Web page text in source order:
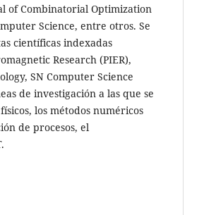
of Combinatorial Optimization
Science, entre otros. Se
científicas indexadas
Research (PIER),
SN Computer Science
de investigación a las que se
los métodos numéricos
de procesos, el